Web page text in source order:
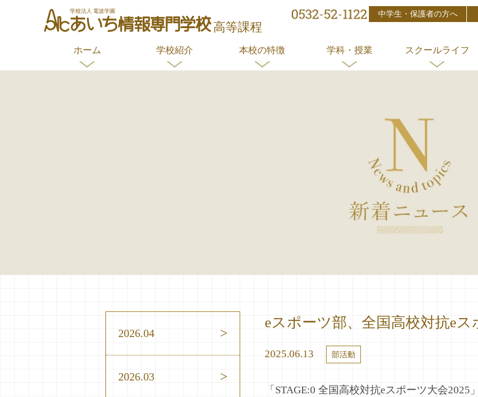
中学生・保護者の方へ
ホーム 学校紹介 本校の特徴 学科・授業 スクールライフ
eスポーツ部、全国高校対抗eス
2025.06.13 部活動
「STAGE:0 全国高校対抗eスポーツ大会
2026.04
2026.03